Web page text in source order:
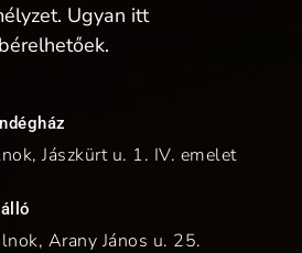
Ugyan itt
Jászkürt u. 1. IV. emelet
Arany János u. 25.